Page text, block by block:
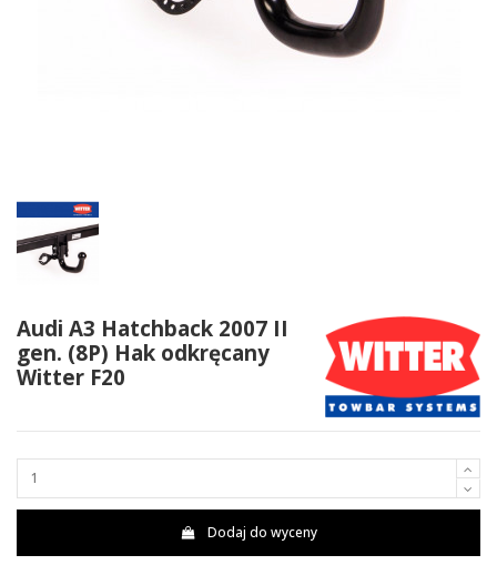
Audi A3 Hatchback 2007 II
gen. (8P) Hak odkręcany
Witter F20
Dodaj do wyceny